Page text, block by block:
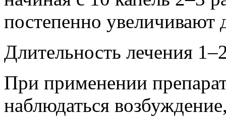
постепенно увеличивают
Длительность лечения
При применении
наблюдаться